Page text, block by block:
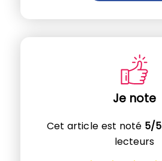
Je note
Cet article est noté 5/5
lecteurs